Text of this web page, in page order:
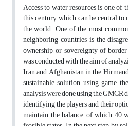
Access to water resources is one of
this century, which can be central
the world. One of the most
neighboring countries is the
ownership, or sovereignty of
was conducted with the aim of
Iran and Afghanistan in the
sustainable solution using game
analysis were done using the
identifying the players and their
maintain the balance, of which 40